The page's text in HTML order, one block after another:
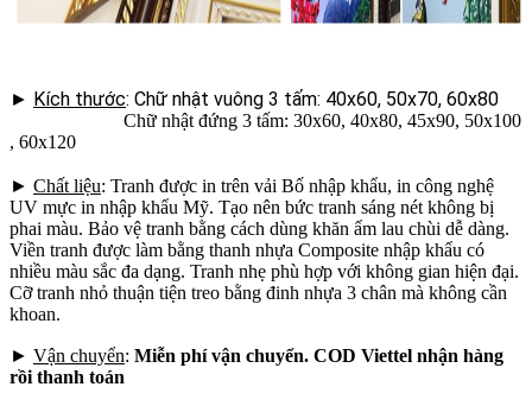
► Kích thước: Chữ nhật vuông 3 tấm: 40x60, 50x70, 60x80
Chữ nhật đứng 3 tấm: 30x60, 40x80, 45x90, 50x100
, 60x120
► Chất liệu: Tranh được in trên vải Bố nhập khẩu, in công nghệ
UV mực in nhập khẩu Mỹ. Tạo nên bức tranh sáng nét không bị
phai màu. Bảo vệ tranh bằng cách dùng khăn ẩm lau chùi dễ dàng.
Viền tranh được làm bằng thanh nhựa Composite nhập khẩu có
nhiều màu sắc đa dạng. Tranh nhẹ phù hợp với không gian hiện đại.
Cỡ tranh nhỏ thuận tiện treo bằng đinh nhựa 3 chân mà không cần
khoan.
► Vận chuyển: Miễn phí vận chuyển. COD Viettel nhận hàng
rồi thanh toán